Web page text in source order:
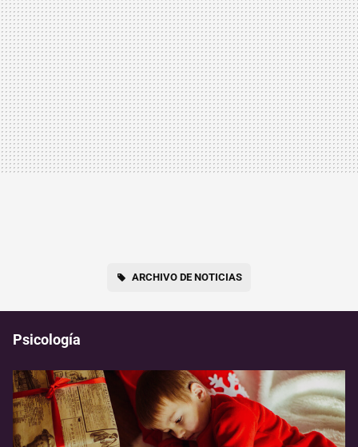
ARCHIVO DE NOTICIAS
Psicología